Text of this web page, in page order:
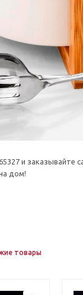
и заказывайте
дом!
товары